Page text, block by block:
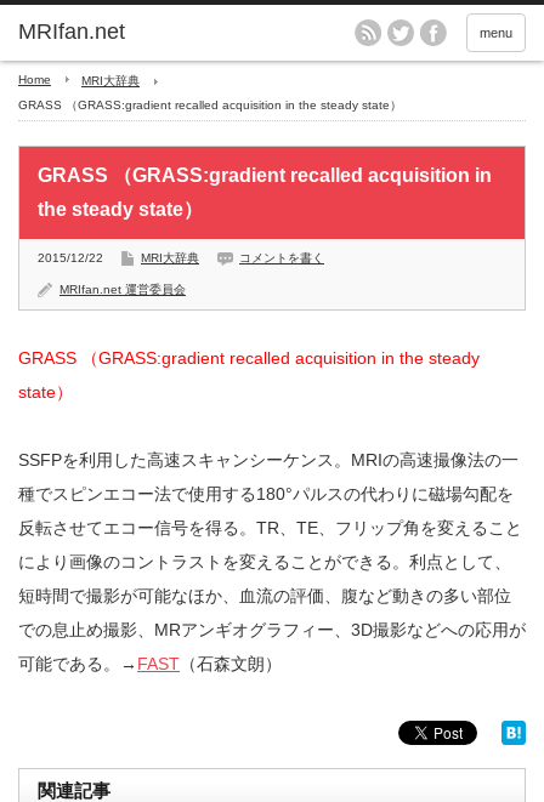
MRIfan.net menu
Home
MRI大辞典
GRASS （GRASS:gradient recalled acquisition in the steady state）
GRASS （GRASS:gradient recalled acquisition in
the steady state）
2015/12/22 MRI大辞典 コメントを書く
MRIfan.net 運営委員会
GRASS （GRASS:gradient recalled acquisition in the steady
state）
SSFPを利用した高速スキャンシーケンス。MRIの高速撮像法の一
種でスピンエコー法で使用する180°パルスの代わりに磁場勾配を
反転させてエコー信号を得る。TR、TE、フリップ角を変えること
により画像のコントラストを変えることができる。利点として、
短時間で撮影が可能なほか、血流の評価、腹など動きの多い部位
での息止め撮影、MRアンギオグラフィー、3D撮影などへの応用が
可能である。→ FAST （石森文朗）
関連記事